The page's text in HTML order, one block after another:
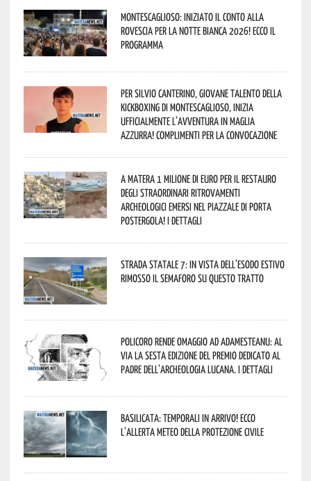
Montescaglioso: iniziato il conto alla
rovescia per la Notte Bianca 2026! Ecco il
programma
Per Silvio Canterino, giovane talento della
kickboxing di Montescaglioso, inizia
ufficialmente l’avventura in maglia
azzurra! Complimenti per la convocazione
A Matera 1 milione di euro per il restauro
degli straordinari ritrovamenti
archeologici emersi nel piazzale di Porta
Postergola! I dettagli
Strada statale 7: in vista dell’esodo estivo
rimosso il semaforo su questo tratto
Policoro rende omaggio ad Adamesteanu: al
via la sesta edizione del Premio dedicato al
padre dell’archeologia lucana. I dettagli
Basilicata: temporali in arrivo! Ecco
l’allerta meteo della Protezione civile